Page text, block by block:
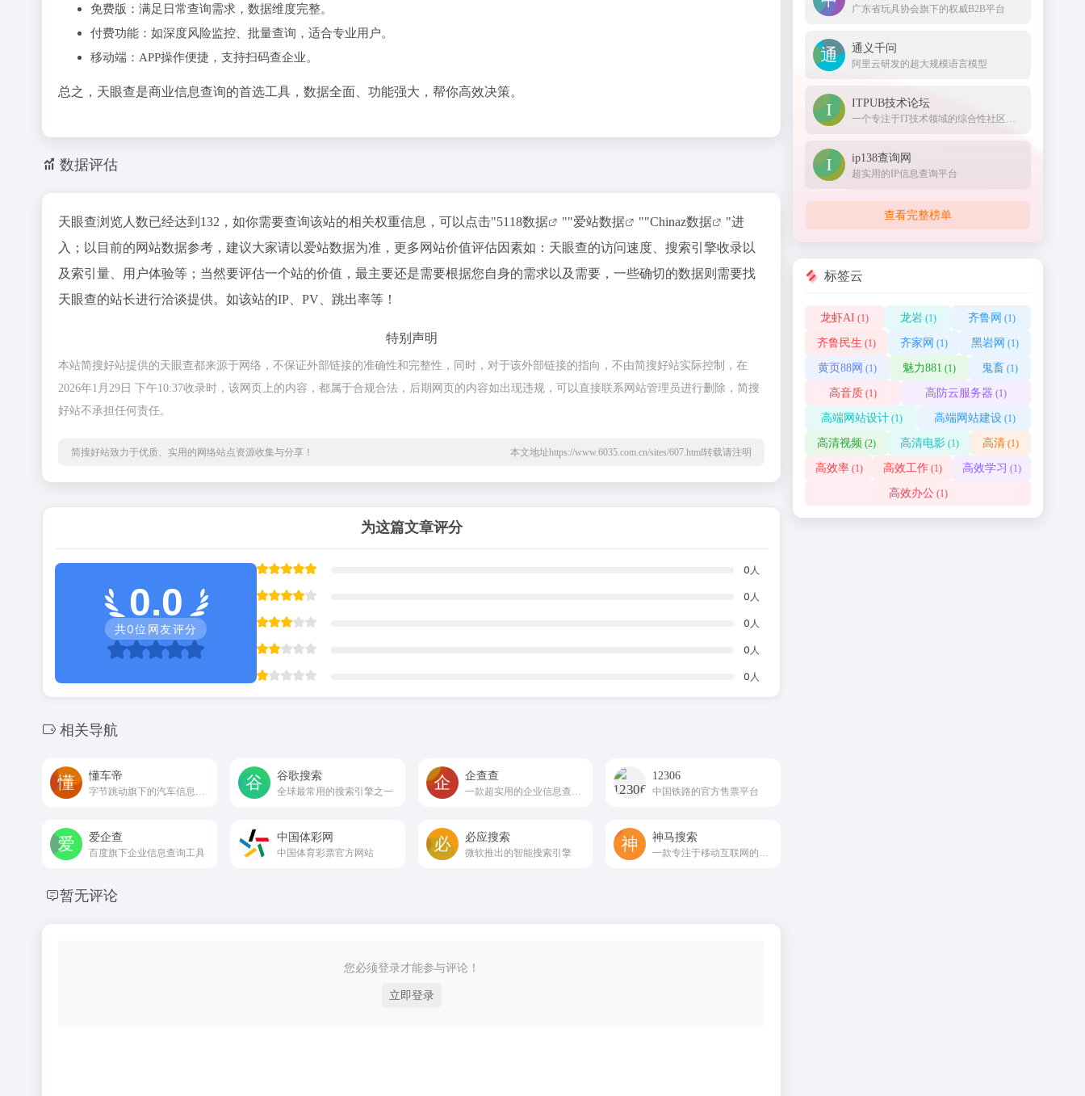
‌免费版‌：满足日常查询需求，数据维度完整。
‌付费功能‌：如深度风险监控、批量查询，适合专业用户。
‌移动端‌：APP操作便捷，支持扫码查企业。
总之，天眼查是商业信息查询的首选工具，数据全面、功能强大，帮你高效决策。
数据评估
天眼查浏览人数已经达到132，如你需要查询该站的相关权重信息，可以点击"5118数据 ""爱站数据 ""Chinaz数据
"进
入；以目前的网站数据参考，建议大家请以爱站数据为准，更多网站价值评估因素如：天眼查的访问速度、搜索引擎收录以
及索引量、用户体验等；当然要评估一个站的价值，最主要还是需要根据您自身的需求以及需要，一些确切的数据则需要找
天眼查的站长进行洽谈提供。如该站的IP、PV、跳出率等！
特别声明
本站简搜好站提供的天眼查都来源于网络，不保证外部链接的准确性和完整性，同时，对于该外部链接的指向，不由简搜好站实际控制，在
2026年1月29日 下午10:37收录时，该网页上的内容，都属于合规合法，后期网页的内容如出现违规，可以直接联系网站管理员进行删除，简搜
好站不承担任何责任。
简搜好站致力于优质、实用的网络站点资源收集与分享！ 本文地址https://www.6035.com.cn/sites/607.html转载请注明
为这篇文章评分
0.0
共0位网友评分
0 人
0 人
0 人
0 人
0 人
相关导航
懂车帝 谷歌搜索
全球最常用的搜索引擎之一
企查查 12306
中国铁路的官方售票平台
爱企查
百度旗下企业信息查询工具
中国体彩网
中国体育彩票官方网站
必应搜索
微软推出的智能搜索引擎
神马搜索
暂无评论
您必须登录才能参与评论！
立即登录
广东省玩具协会旗下的权威B2B平台
通义千问
阿里云研发的超大规模语言模型
ITPUB技术论坛
ip138查询网
超实用的IP信息查询平台
查看完整榜单
标签云
龙虾AI (1) 龙岩 (1) 齐鲁网 (1)
齐鲁民生 (1) 齐家网 (1) 黑岩网 (1)
黄页88网 (1) 魅力881 (1) 鬼畜 (1)
高音质 (1) 高防云服务器 (1)
高端网站设计(1) 高端网站建设(1)
高清视频 (2) 高清电影(1) 高清 (1)
高效率(1) 高效工作(1) 高效学习 (1)
高效办公(1)